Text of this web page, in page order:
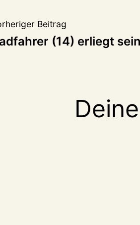
Beitrag
(14) erliegt